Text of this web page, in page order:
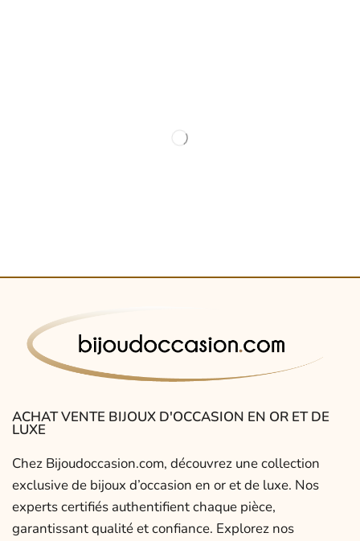
ACHAT VENTE BIJOUX D'OCCASION EN OR ET DE
LUXE
Chez Bijoudoccasion.com, découvrez une collection
exclusive de bijoux d’occasion en or et de luxe. Nos
experts certifiés authentifient chaque pièce,
garantissant qualité et confiance. Explorez nos